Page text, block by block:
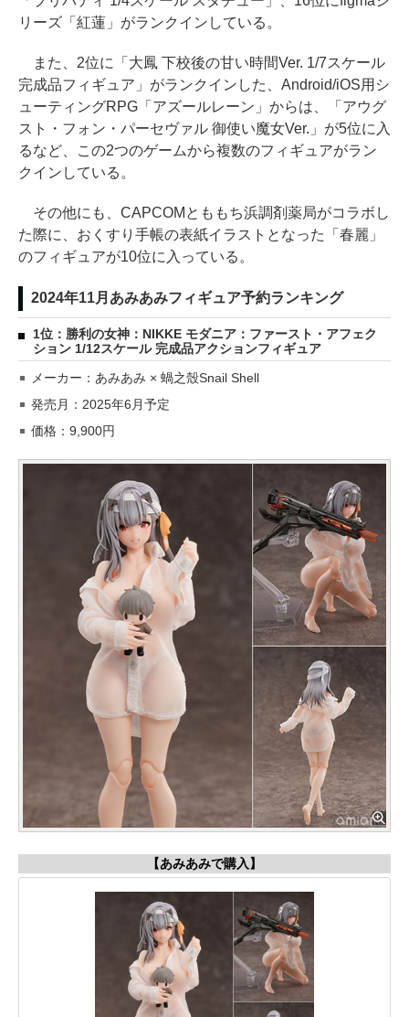
リーズ「紅蓮」がランクインしている。
また、2位に「大鳳 下校後の甘い時間Ver. 1/7スケール
完成品フィギュア」がランクインした、Android/iOS用シ
ューティングRPG「アズールレーン」からは、「アウグ
スト・フォン・パーセヴァル 御使い魔女Ver.」が5位に入
るなど、この2つのゲームから複数のフィギュアがラン
クインしている。
その他にも、CAPCOMとももち浜調剤薬局がコラボし
た際に、おくすり手帳の表紙イラストとなった「春麗」
のフィギュアが10位に入っている。
2024年11月あみあみフィギュア予約ランキング
1位：勝利の女神：NIKKE モダニア：ファースト・アフェク
ション 1/12スケール 完成品アクションフィギュア
メーカー：あみあみ × 蝸之殼Snail Shell
発売月：2025年6月予定
価格：9,900円
【あみあみで購入】